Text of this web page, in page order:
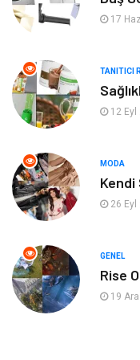
Finans & Ekonomi
Domain
Makaleler
Programlama
hizmetlerimiz
Spor Malzemeleri
17
TANITICI
12 Eyl
MODA
Kendi
26 Eyl
GENEL
Rise
19 Ara